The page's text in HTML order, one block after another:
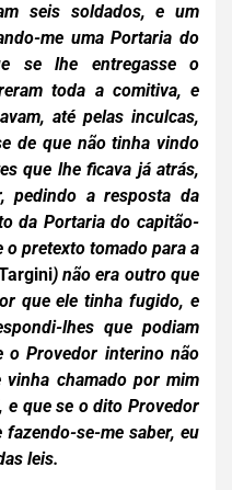
seis soldados, e um
me uma Portaria do
se lhe entregasse o
toda a comitiva, e
até pelas inculcas,
de que não tinha vindo
que lhe ficava já atrás,
pedindo a resposta da
da Portaria do capitão-
o pretexto tomado para a
) não era outro que
que ele tinha fugido, e
lhes que podiam
o Provedor interino não
chamado por mim
e que se o dito Provedor
se-me saber, eu
leis.